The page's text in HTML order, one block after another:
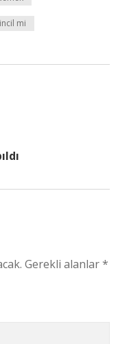
mi
Gerekli alanlar*